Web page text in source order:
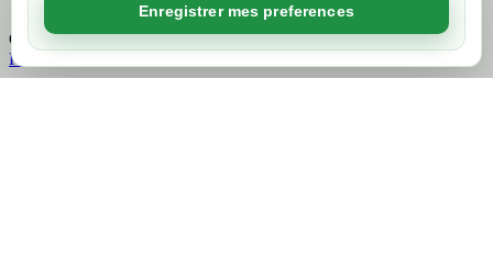
Enregistrer mes preferences
Chargement...
Retour en haut